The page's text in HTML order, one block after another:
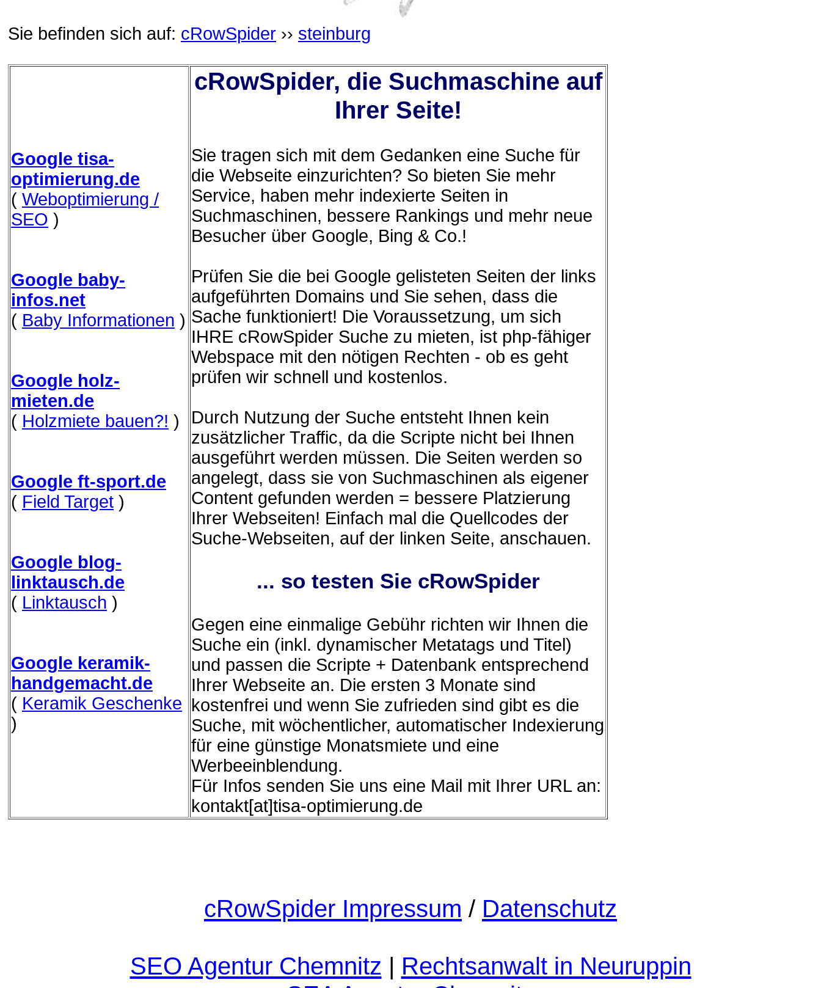
Sie befinden sich auf: cRowSpider ›› steinburg
Google tisa-
optimierung.de
( Weboptimierung /
SEO )
Google baby-
infos.net
( Baby Informationen )
Google holz-
mieten.de
( Holzmiete bauen?! )
Google ft-sport.de
( Field Target )
Google blog-
linktausch.de
( Linktausch )
Google keramik-
handgemacht.de
( Keramik Geschenke
)
cRowSpider, die Suchmaschine auf
Ihrer Seite!
Sie tragen sich mit dem Gedanken eine Suche für
die Webseite einzurichten? So bieten Sie mehr
Service, haben mehr indexierte Seiten in
Suchmaschinen, bessere Rankings und mehr neue
Besucher über Google, Bing & Co.!
Prüfen Sie die bei Google gelisteten Seiten der links
aufgeführten Domains und Sie sehen, dass die
Sache funktioniert! Die Voraussetzung, um sich
IHRE cRowSpider Suche zu mieten, ist php-fähiger
Webspace mit den nötigen Rechten - ob es geht
prüfen wir schnell und kostenlos.
Durch Nutzung der Suche entsteht Ihnen kein
zusätzlicher Traffic, da die Scripte nicht bei Ihnen
ausgeführt werden müssen. Die Seiten werden so
angelegt, dass sie von Suchmaschinen als eigener
Content gefunden werden = bessere Platzierung
Ihrer Webseiten! Einfach mal die Quellcodes der
Suche-Webseiten, auf der linken Seite, anschauen.
... so testen Sie cRowSpider
Gegen eine einmalige Gebühr richten wir Ihnen die
Suche ein (inkl. dynamischer Metatags und Titel)
und passen die Scripte + Datenbank entsprechend
Ihrer Webseite an. Die ersten 3 Monate sind
kostenfrei und wenn Sie zufrieden sind gibt es die
Suche, mit wöchentlicher, automatischer Indexierung
für eine günstige Monatsmiete und eine
Werbeeinblendung.
Für Infos senden Sie uns eine Mail mit Ihrer URL an:
kontakt[at]tisa-optimierung.de
cRowSpider Impressum / Datenschutz
SEO Agentur Chemnitz | Rechtsanwalt in Neuruppin